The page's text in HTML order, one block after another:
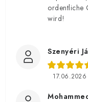
ordentliche
wird!
Szenyéri
17.06.2026